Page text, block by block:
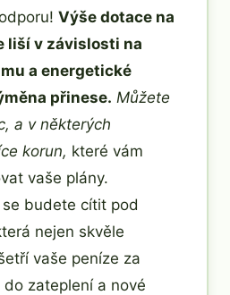
Výše dotace na
liší v závislosti na
a energetické
přinese. Můžete
a v některých
korun, které vám
vaše plány.
budete cítit pod
nejen skvěle
vaše peníze za
zateplení a nové